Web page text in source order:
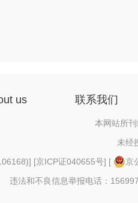
us 联系我们
本网站所
未经
] [京ICP证040655号] [
京
违法和不良信息举报电话：